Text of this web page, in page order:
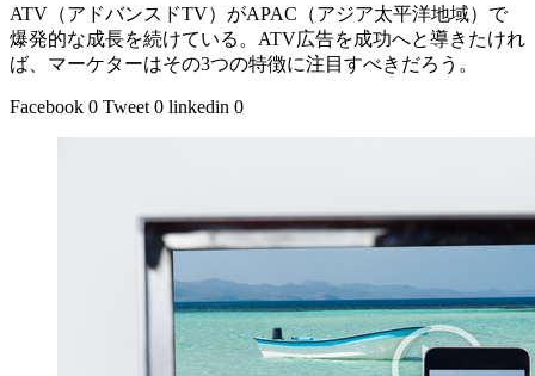
ATV（アドバンスドTV）がAPAC（アジア太平洋地域）で
爆発的な成長を続けている。ATV広告を成功へと導きたけれ
ば、マーケターはその3つの特徴に注目すべきだろう。
Facebook 0 Tweet 0 linkedin 0